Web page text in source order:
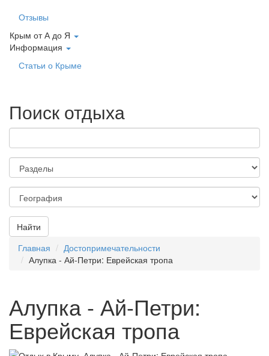
Отзывы
Крым от А до Я
Информация
Статьи о Крыме
Поиск отдыха
Найти
Главная
Достопримечательности
Алупка - Ай-Петри: Еврейская тропа
Алупка - Ай-Петри:
Еврейская тропа